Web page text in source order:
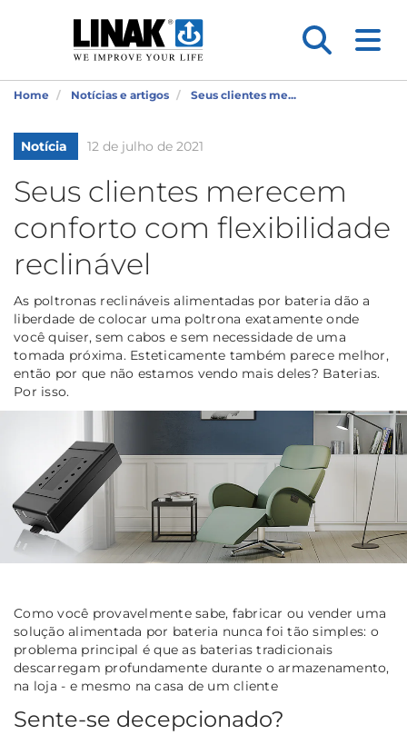
Home Notícias e artigos Seus clientes me...
Notícia 12 de julho de 2021
Seus clientes merecem
conforto com flexibilidade
reclinável
As poltronas reclináveis alimentadas por bateria dão a
liberdade de colocar uma poltrona exatamente onde
você quiser, sem cabos e sem necessidade de uma
tomada próxima. Esteticamente também parece melhor,
então por que não estamos vendo mais deles? Baterias.
Por isso.
Como você provavelmente sabe, fabricar ou vender uma
solução alimentada por bateria nunca foi tão simples: o
problema principal é que as baterias tradicionais
descarregam profundamente durante o armazenamento,
na loja - e mesmo na casa de um cliente
Sente-se decepcionado?